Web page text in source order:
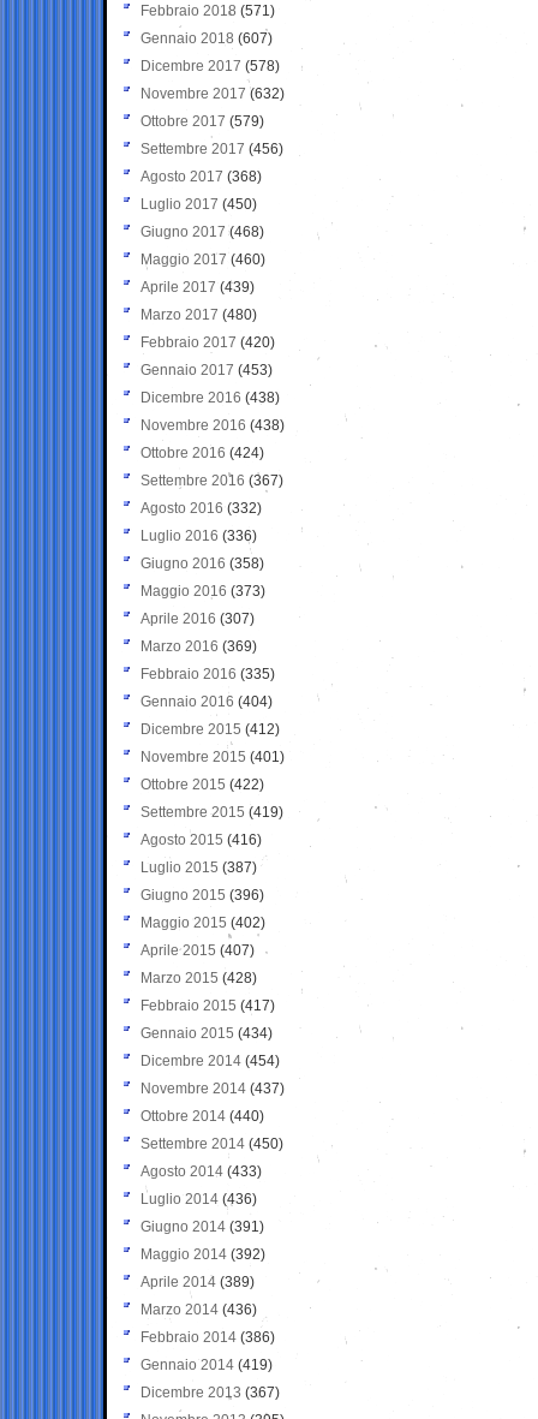
Febbraio 2018 (571)
Gennaio 2018 (607)
Dicembre 2017 (578)
Novembre 2017 (632)
Ottobre 2017 (579)
Settembre 2017 (456)
Agosto 2017 (368)
Luglio 2017 (450)
Giugno 2017 (468)
Maggio 2017 (460)
Aprile 2017 (439)
Marzo 2017 (480)
Febbraio 2017 (420)
Gennaio 2017 (453)
Dicembre 2016 (438)
Novembre 2016 (438)
Ottobre 2016 (424)
Settembre 2016 (367)
Agosto 2016 (332)
Luglio 2016 (336)
Giugno 2016 (358)
Maggio 2016 (373)
Aprile 2016 (307)
Marzo 2016 (369)
Febbraio 2016 (335)
Gennaio 2016 (404)
Dicembre 2015 (412)
Novembre 2015 (401)
Ottobre 2015 (422)
Settembre 2015 (419)
Agosto 2015 (416)
Luglio 2015 (387)
Giugno 2015 (396)
Maggio 2015 (402)
Aprile 2015 (407)
Marzo 2015 (428)
Febbraio 2015 (417)
Gennaio 2015 (434)
Dicembre 2014 (454)
Novembre 2014 (437)
Ottobre 2014 (440)
Settembre 2014 (450)
Agosto 2014 (433)
Luglio 2014 (436)
Giugno 2014 (391)
Maggio 2014 (392)
Aprile 2014 (389)
Marzo 2014 (436)
Febbraio 2014 (386)
Gennaio 2014 (419)
Dicembre 2013 (367)